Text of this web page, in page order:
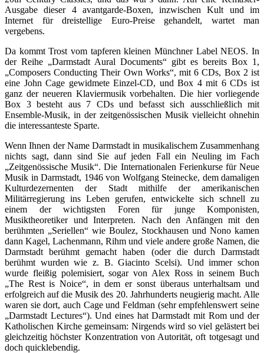
Ausgabe dieser 4 avantgarde-Boxen, inzwischen Kult und im
Internet für dreistellige Euro-Preise gehandelt, wartet man
vergebens.
Da kommt Trost vom tapferen kleinen Münchner Label NEOS. In
der Reihe „Darmstadt Aural Documents“ gibt es bereits Box 1,
„Composers Conducting Their Own Works“, mit 6 CDs, Box 2 ist
eine John Cage gewidmete Einzel-CD, und Box 4 mit 6 CDs ist
ganz der neueren Klaviermusik vorbehalten. Die hier vorliegende
Box 3 besteht aus 7 CDs und befasst sich ausschließlich mit
Ensemble-Musik, in der zeitgenössischen Musik vielleicht ohnehin
die interessanteste Sparte.
Wenn Ihnen der Name Darmstadt in musikalischem Zusammenhang
nichts sagt, dann sind Sie auf jeden Fall ein Neuling im Fach
„Zeitgenössische Musik“. Die Internationalen Ferienkurse für Neue
Musik in Darmstadt, 1946 von Wolfgang Steinecke, dem damaligen
Kulturdezernenten der Stadt mithilfe der amerikanischen
Militärregierung ins Leben gerufen, entwickelte sich schnell zu
einem der wichtigsten Foren für junge Komponisten,
Musiktheoretiker und Interpreten. Nach den Anfängen mit den
berühmten „Seriellen“ wie Boulez, Stockhausen und Nono kamen
dann Kagel, Lachenmann, Rihm und viele andere große Namen, die
Darmstadt berühmt gemacht haben (oder die durch Darmstadt
berühmt wurden wie z. B. Giacinto Scelsi). Und immer schon
wurde fleißig polemisiert, sogar von Alex Ross in seinem Buch
„The Rest is Noice“, in dem er sonst überaus unterhaltsam und
erfolgreich auf die Musik des 20. Jahrhunderts neugierig macht. Alle
waren sie dort, auch Cage und Feldman (sehr empfehlenswert seine
„Darmstadt Lectures“). Und eines hat Darmstadt mit Rom und der
Katholischen Kirche gemeinsam: Nirgends wird so viel gelästert bei
gleichzeitig höchster Konzentration von Autorität, oft totgesagt und
doch quicklebendig.